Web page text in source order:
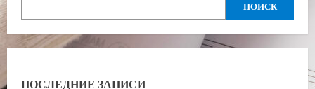
ПОИСК
ПОСЛЕДНИЕ ЗАПИСИ